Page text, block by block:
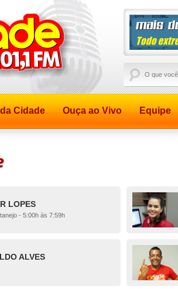
Cidade Ouça ao Vivo Equipe
LOPES
- 5:00h às 7:59h
ALVES